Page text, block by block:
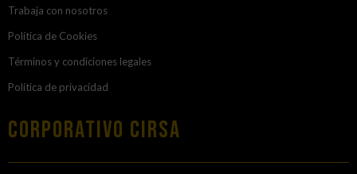
Trabaja con nosotros
Política de Cookies
Términos y condiciones legales
Política de privacidad
Corporativo Cirsa